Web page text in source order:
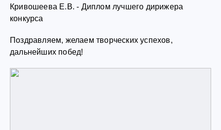
Кривошеева Е.В. - Диплом лучшего дирижера
конкурса
Поздравляем, желаем творческих успехов,
дальнейших побед!